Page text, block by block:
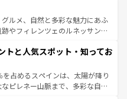
ルメ、自然と多彩な魅力にあふ
やフィレンツェのルネッサンス
田園風景やアマルフィ海岸の絶
ない。観光の合間には、本場の
イタリア料理を堪能することも
眠るまで、すべての瞬間を楽し
トと人気スポット・知ってお
占めるスペインは、太陽が降り
ピレネー山脈まで、多彩な自然